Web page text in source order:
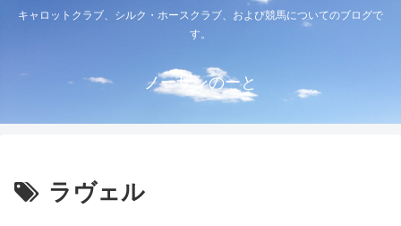
キャロットクラブ、シルク・ホースクラブ、および競馬についてのブログで
す。
ノーザンのーと
ラヴェル